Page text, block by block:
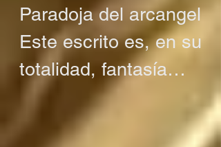
Paradoja del arcangel
Este escrito es, en su
totalidad, fantasía
O tal vez no es
fantasía